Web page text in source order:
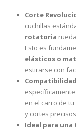
Corte
cuchillas
rotatoria
Esto es
elásticos o
estirarse con
en el carro de
y cortes
Ideal para una